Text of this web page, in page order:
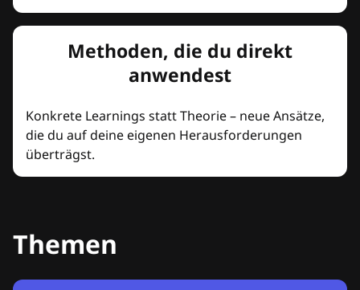
Methoden, die du direkt
anwendest
Konkrete Learnings statt Theorie – neue Ansätze,
die du auf deine eigenen Herausforderungen
überträgst.
Themen